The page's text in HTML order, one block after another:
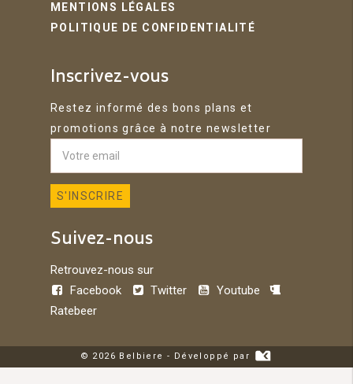
MENTIONS LÉGALES
POLITIQUE DE CONFIDENTIALITÉ
Inscrivez-vous
Restez informé des bons plans et
promotions grâce à notre newsletter
Suivez-nous
Retrouvez-nous sur
Facebook
Twitter
Youtube
Ratebeer
© 2026 Belbiere - Développé par